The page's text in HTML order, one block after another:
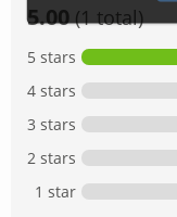
5.00(1 total)
5 stars
4 stars
3 stars
2 stars
1 star